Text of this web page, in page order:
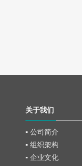
关于我们
▪ 公司简介
▪ 组织架构
▪ 企业文化